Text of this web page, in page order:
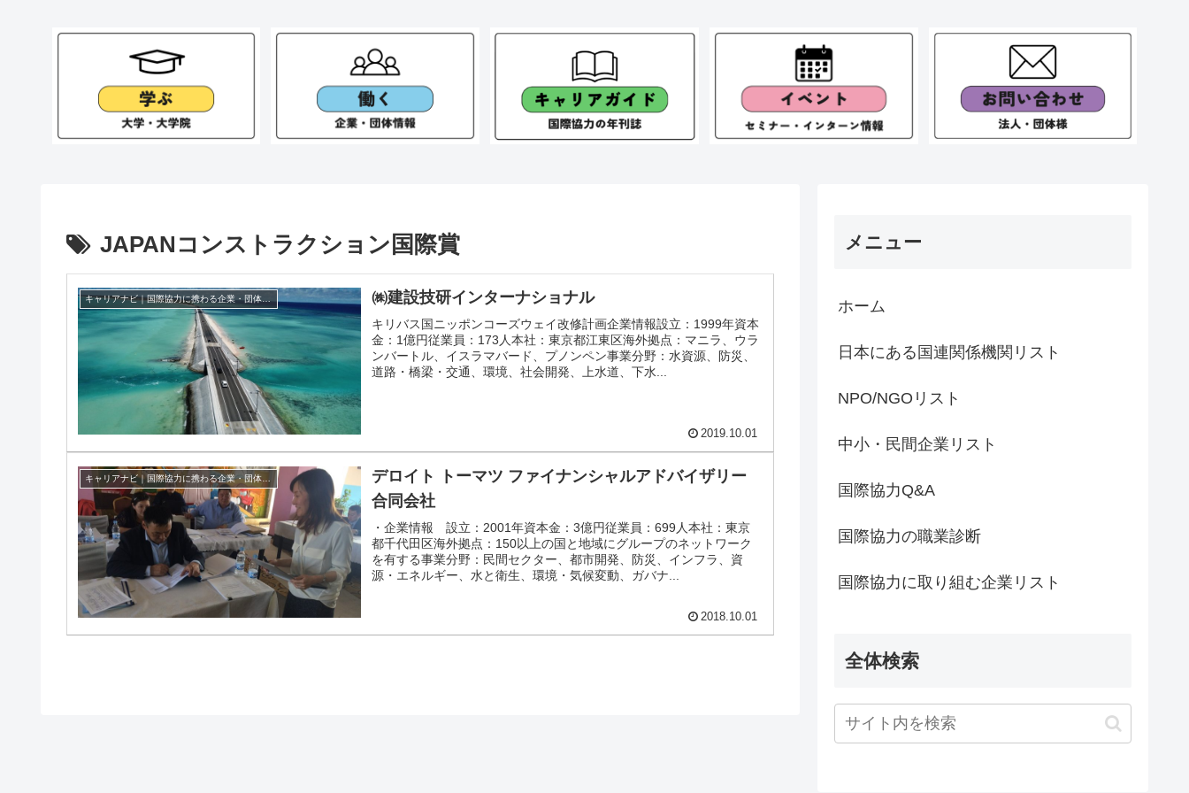
JAPANコンストラクション国際賞
キャリアナビ｜国際協力に携わる企業・団体の情報 ㈱建設技研インターナショナル
キリバス国ニッポンコーズウェイ改修計画企業情報設立：1999年資本
金：1億円従業員：173人本社：東京都江東区海外拠点：マニラ、ウラ
ンバートル、イスラマバード、プノンペン事業分野：水資源、防災、
道路・橋梁・交通、環境、社会開発、上水道、下水...
2019.10.01
デロイト トーマツ ファイナンシャルアドバイザリー
合同会社
・企業情報 設立：2001年資本金：3億円従業員：699人本社：東京
都千代田区海外拠点：150以上の国と地域にグループのネットワーク
を有する事業分野：民間セクター、都市開発、防災、インフラ、資
源・エネルギー、水と衛生、環境・気候変動、ガバナ...
2018.10.01
メニュー
ホーム
日本にある国連関係機関リスト
NPO/NGOリスト
中小・民間企業リスト
国際協力Q&A
国際協力の職業診断
国際協力に取り組む企業リスト
全体検索